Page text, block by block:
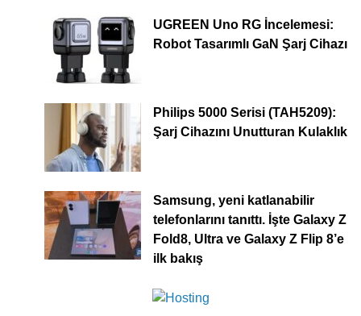
UGREEN Uno RG İncelemesi:
Robot Tasarımlı GaN Şarj Cihazı
Philips 5000 Serisi (TAH5209):
Şarj Cihazını Unutturan Kulaklık
Samsung, yeni katlanabilir
telefonlarını tanıttı. İşte Galaxy Z
Fold8, Ultra ve Galaxy Z Flip 8’e
ilk bakış